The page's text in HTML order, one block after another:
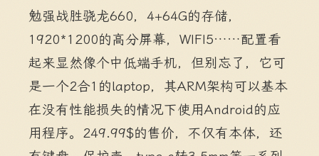
勉强战胜骁龙660，4+64G的存储，
1920*1200的高分屏幕，WIFI5……配置看
起来显然像个中低端手机，但别忘了，它可
是一个2合1的laptop，其ARM架构可以基本
在没有性能损失的情况下使用Android的应
用程序。249.99$的售价，不仅有本体，还